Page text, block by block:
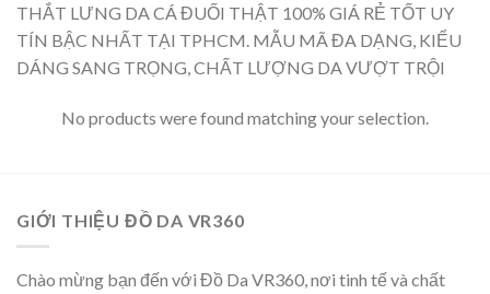
THẮT LƯNG DA CÁ ĐUỐI THẬT 100% GIÁ RẺ TỐT UY
TÍN BẬC NHẤT TẠI TPHCM. MẪU MÃ ĐA DẠNG, KIỂU
DÁNG SANG TRỌNG, CHẤT LƯỢNG DA VƯỢT TRỘI
No products were found matching your selection.
GIỚI THIỆU ĐỒ DA VR360
Chào mừng bạn đến với Đồ Da VR360, nơi tinh tế và chất